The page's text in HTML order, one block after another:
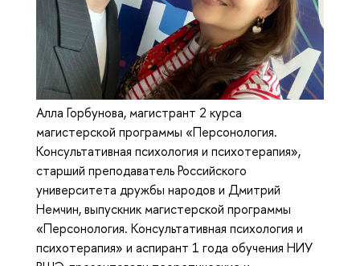
Алла Горбунова, магистрант 2 курса
магистерской программы «Персонология.
Консультативная психология и психотерапия»,
старший преподаватель Российского
университета дружбы народов и Дмитрий
Немчин, выпускник магистерской программы
«Персонология. Консультативная психология и
психотерапия» и аспирант 1 года обучения НИУ